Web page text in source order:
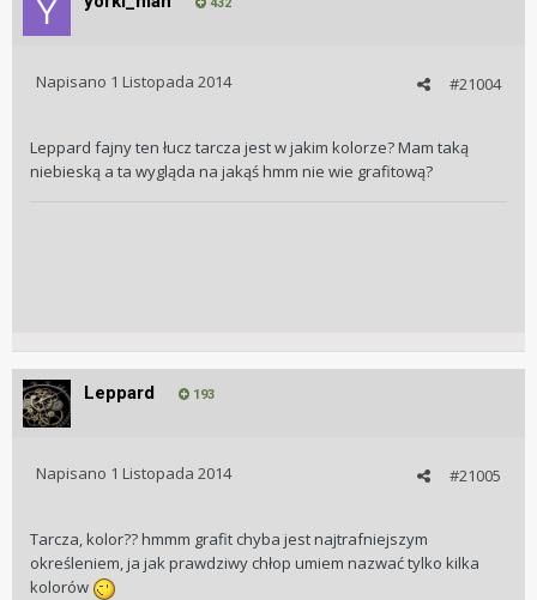
#21004
Napisano 1 Listopada 2014
Leppard fajny ten łucz tarcza jest w jakim kolorze? Mam taką
niebieską a ta wygląda na jakąś hmm nie wie grafitową?
Leppard 193
#21005
Napisano 1 Listopada 2014
Tarcza, kolor?? hmmm grafit chyba jest najtrafniejszym
określeniem, ja jak prawdziwy chłop umiem nazwać tylko kilka
kolorów